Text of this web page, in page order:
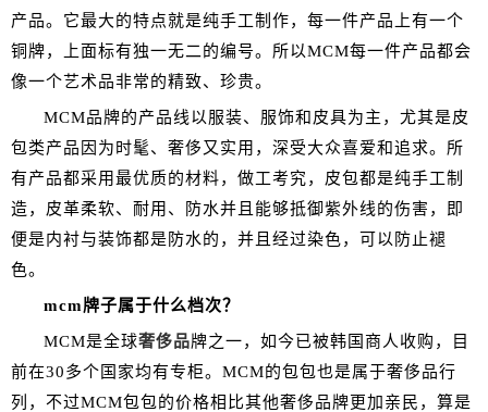
产品。它最大的特点就是纯手工制作，每一件产品上有一个
铜牌，上面标有独一无二的编号。所以MCM每一件产品都会
像一个艺术品非常的精致、珍贵。
MCM品牌的产品线以服装、服饰和皮具为主，尤其是皮
包类产品因为时髦、奢侈又实用，深受大众喜爱和追求。所
有产品都采用最优质的材料，做工考究，皮包都是纯手工制
造，皮革柔软、耐用、防水并且能够抵御紫外线的伤害，即
便是内衬与装饰都是防水的，并且经过染色，可以防止褪
色。
mcm牌子属于什么档次？
MCM是全球奢侈品牌之一，如今已被韩国商人收购，目
前在30多个国家均有专柜。MCM的包包也是属于奢侈品行
列，不过MCM包包的价格相比其他奢侈品牌更加亲民，算是